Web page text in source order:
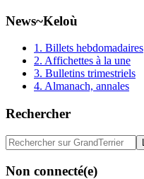
News~Keloù
1. Billets hebdomadaires
2. Affichettes à la une
3. Bulletins trimestriels
4. Almanach, annales
Rechercher
Non connecté(e)